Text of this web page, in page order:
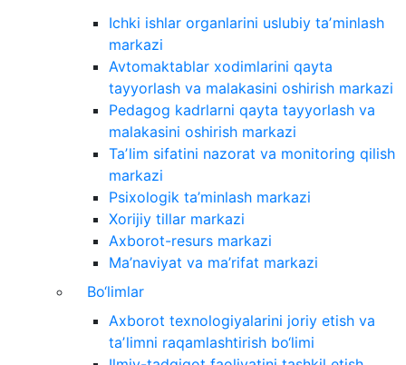
Ichki ishlar organlarini uslubiy taʼminlash
markazi
Avtomaktablar xodimlarini qayta
tayyorlash va malakasini oshirish markazi
Pedagog kadrlarni qayta tayyorlash va
malakasini oshirish markazi
Taʼlim sifatini nazorat va monitoring qilish
markazi
Psixologik ta’minlash markazi
Xorijiy tillar markazi
Axborot-resurs markazi
Ma’naviyat va ma’rifat markazi
Bo‘limlar
Axborot texnologiyalarini joriy etish va
taʼlimni raqamlashtirish bo‘limi